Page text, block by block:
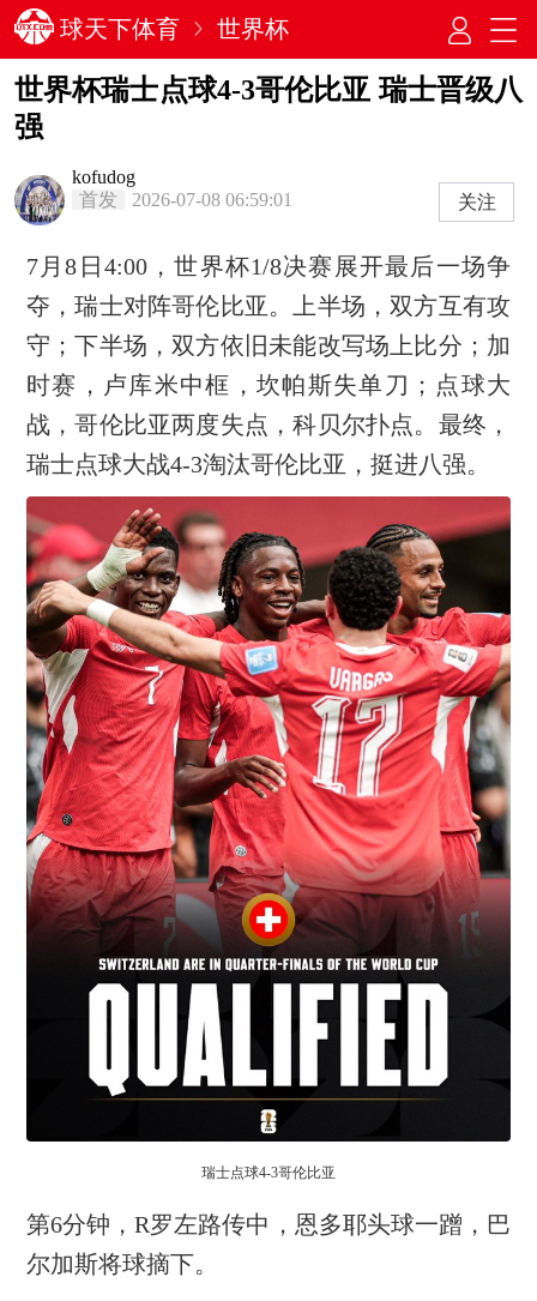
球天下体育 世界杯
世界杯瑞士点球4-3哥伦比亚 瑞士晋级八
强
kofudog
首发
2026-07-08 06:59:01 关注
7月8日4:00，世界杯1/8决赛展开最后一场争
夺，瑞士对阵哥伦比亚。上半场，双方互有攻
守；下半场，双方依旧未能改写场上比分；加
时赛，卢库米中框，坎帕斯失单刀；点球大
战，哥伦比亚两度失点，科贝尔扑点。最终，
瑞士点球大战4-3淘汰哥伦比亚，挺进八强。
瑞士点球4-3哥伦比亚
第6分钟，R罗左路传中，恩多耶头球一蹭，巴
尔加斯将球摘下。